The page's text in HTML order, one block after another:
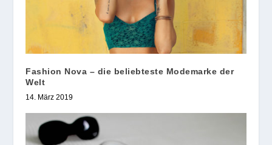
Fashion Nova – die beliebteste Modemarke der
Welt
14. März 2019